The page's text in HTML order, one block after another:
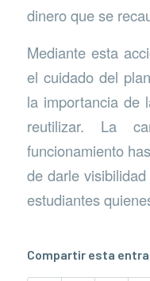
dinero que se
Mediante esta
el cuidado del
la importancia de
reutilizar. La
funcionamiento
de darle
estudiantes
Compartir esta